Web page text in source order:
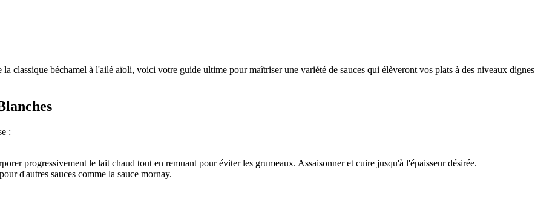
classique béchamel à l'ailé aïoli, voici votre guide ultime pour maîtriser une variété de sauces qui élèveront vos plats à des niveaux dignes
:
progressivement le lait chaud tout en remuant pour éviter les grumeaux. Assaisonner et cuire jusqu'à l'épaisseur désirée.
d'autres sauces comme la sauce mornay.